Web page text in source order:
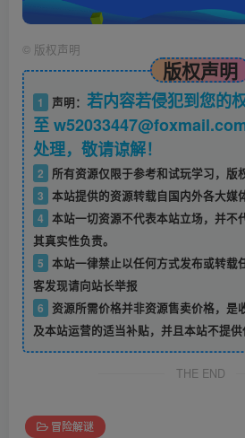
© 版权声明
版权声明
1 声明： 若内容若侵犯到您的
至
处理，敬请谅解！
2
所有资源仅限于参考和试玩学习，版
3 本站提供的资源转载自国内外各大媒
4 本站一切资源不代表本站立场，并不
其真实性负责。
5 本站一律禁止以任何方式发布或转载
客发现请向站长举报
6
资源所需价格并非资源售卖价格，是
及本站运营的适当补贴，并且本站不提供
THE END
冒险解谜